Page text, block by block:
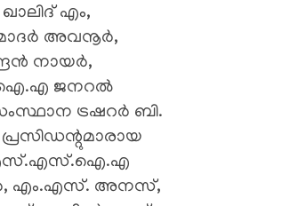
എം,
അവനൂർ,
നായർ,
ജനറൽ
ട്രഷറർ ബി.
എം.എസ്. അനസ്,